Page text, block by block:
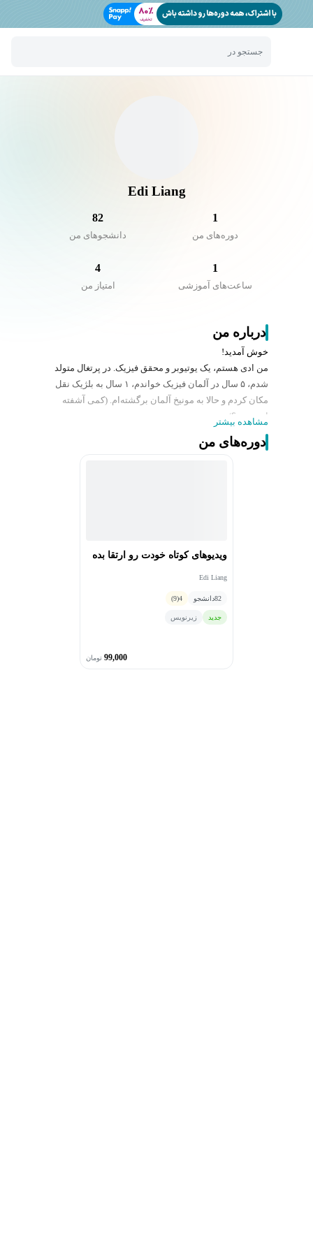
جستجو در
Edi Liang
1
دوره‌های من
82
دانشجو‌های من
1
ساعت‌های آموزشی
4
امتیاز من
درباره من
خوش آمدید!
من ادی هستم، یک یوتیوبر و محقق فیزیک. در پرتغال متولد
شدم، ۵ سال در آلمان فیزیک خواندم، ۱ سال به بلژیک نقل
مکان کردم و حالا به مونیخ آلمان برگشته‌ام. (کمی آشفته
است، نه؟)
داستان‌ها چیزهایی هستند که دوست دارم به اشتراک بگذارم
و از بچگی یوتیوب را تماشا می‌کردم. از سنین خیلی کم، برای
مشاهده بیشتر
دوره‌های من
ویدیوهای کوتاه خودت رو ارتقا بده
Edi Liang
82دانشجو 4
(9)
جدید زیرنویس
99,000 تومان